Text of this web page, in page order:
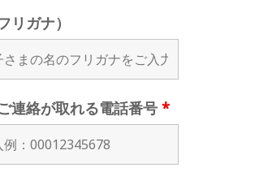
リガナ）
連絡が取れる電話番号 *